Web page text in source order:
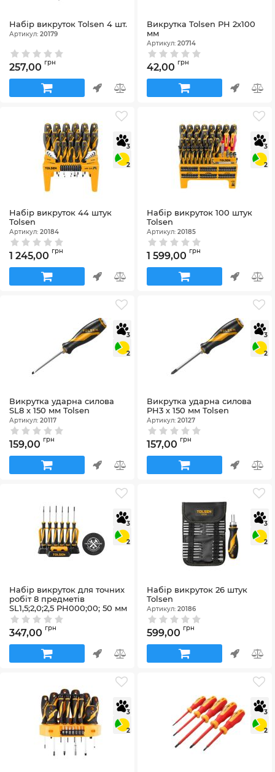
Набір викруток Tolsen 4 шт.
Артикул: 20179
257,00 грн
Викрутка Tolsen РН 2х100
мм
Артикул: 20714
42,00 грн
3
2
Набір викруток 44 штук
Tolsen
Артикул: 20184
1 245,00 грн
3
2
Набір викруток 100 штук
Tolsen
Артикул: 20185
1 599,00 грн
3
2
Викрутка ударна силова
SL8 х 150 мм Tolsen
Артикул: 20117
159,00 грн
3
2
Викрутка ударна силова
PH3 х 150 мм Tolsen
Артикул: 20127
157,00 грн
3
2
Набір викруток для точних
робіт 8 предметів
SL1,5;2,0;2,5 PH000;00; 50 мм
Tolsen
Артикул:20193
347,00 грн
3
2
Набір викруток 26 штук
Tolsen
Артикул: 20186
599,00 грн
3
2
3
2